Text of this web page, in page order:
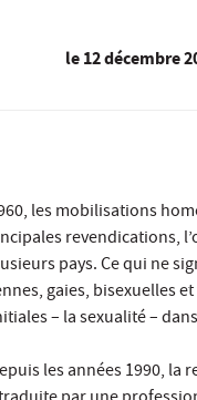
le12 décembre
les mobilisations
revendications,
pays. Ce qui ne
gaies, bisexuelles
– la sexualité –
les années 1990,